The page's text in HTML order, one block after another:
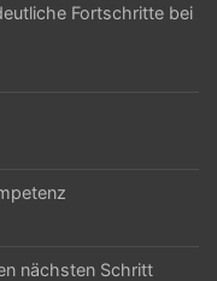
Fortschritte bei
nächsten Schritt